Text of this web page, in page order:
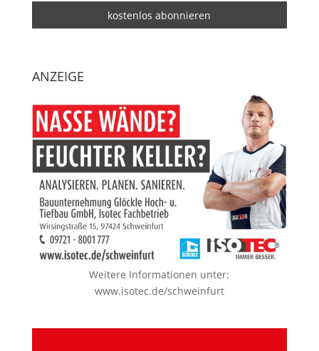
ANZEIGE
Weitere Informationen unter:
www.isotec.de/schweinfurt